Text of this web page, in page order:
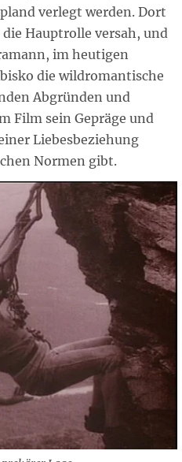
verlegt werden. Dort
Hauptrolle versah, und
im heutigen
die wildromantische
Abgründen und
Film sein Gepräge und
Liebesbeziehung
Normen gibt.